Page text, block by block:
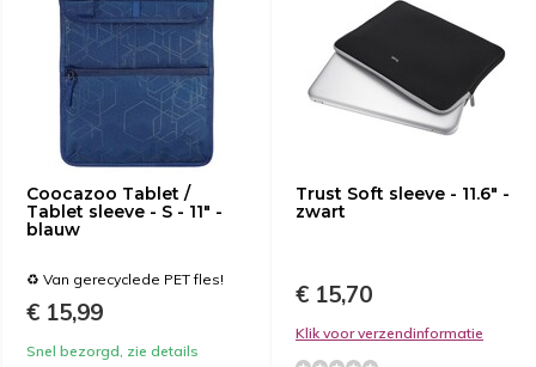
Coocazoo Tablet /
Tablet sleeve - S - 11" -
blauw
♻️ Van gerecyclede PET fles!
€ 15,99
Snel bezorgd, zie details
Trust Soft sleeve - 11.6" -
zwart
€ 15,70
Klik voor verzendinformatie